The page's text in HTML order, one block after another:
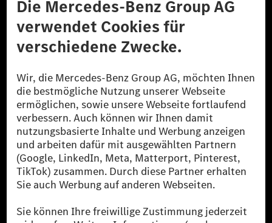
© 2026 Mercedes-Benz Group AG. Alle Rechte vorbehalten.
reduzierte CO₂-Emissionen bei der Mercedes-Benz Group durch
zertifizierte Ausgleichsprojekte kompensiert werden.
[2] Renewable Charging ist ein integraler Bestandteil von MB.CHARGE
Public in Europa, den USA, Kanada und China. Sofern an der jeweiligen
Ladestation noch kein Strom aus erneuerbaren Energien vorliegt,
verwendet Renewable Charging Grünstromzertifikate*. Diese stellen
sicher, dass für Ladevorgänge über MB.CHARGE Public eine äquivalente
Strommenge aus erneuerbaren Energien ins Stromnetz eingespeist wird.
Sie stammen ausschließlich aus Wind- und Solarkraftanlagen, die jünger
als sechs Jahre sind.
* Inkl. EKOenergy Ökolabel
* Die angegebenen Werte wurden nach dem vorgeschriebenen
Messverfahren WLTP (Worldwide harmonised Light vehicles Test